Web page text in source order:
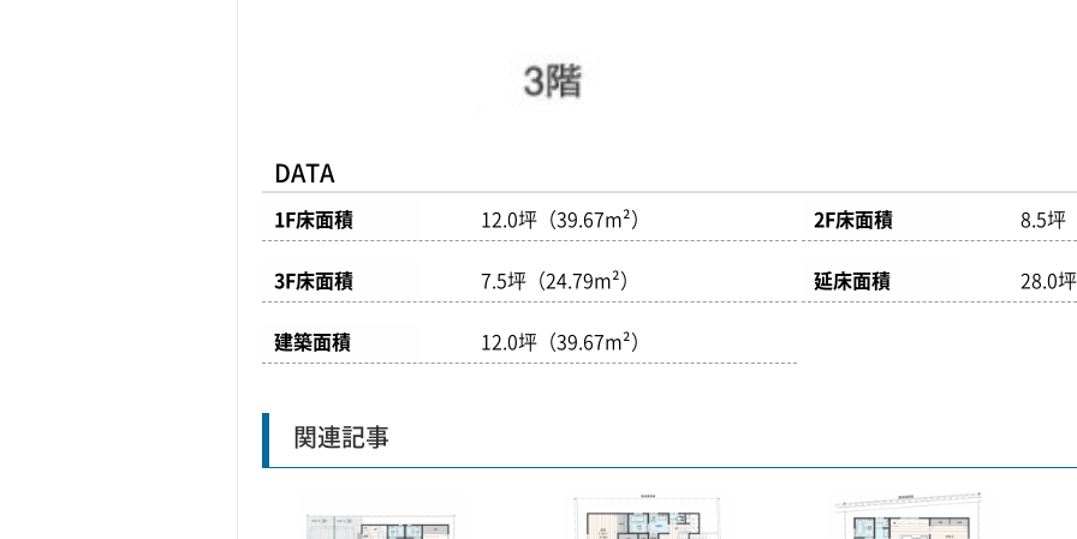
DATA
1F床面積 12.0坪（39.67m²） 2F床面積 8.5坪
3F床面積 7.5坪（24.79m²） 延床面積 28.0
建築面積 12.0坪（39.67m²）
関連記事